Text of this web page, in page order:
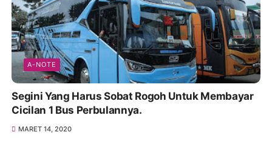
A-NOTE
Segini Yang Harus Sobat Rogoh Untuk Membayar
Cicilan 1 Bus Perbulannya.
MARET 14, 2020